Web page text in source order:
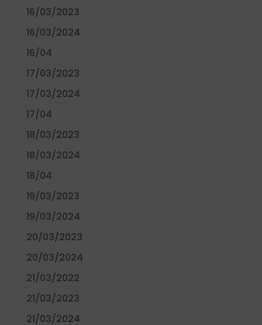
16/03/2023
16/03/2024
16/04
17/03/2023
17/03/2024
17/04
18/03/2023
18/03/2024
18/04
19/03/2023
19/03/2024
20/03/2023
20/03/2024
21/03/2022
21/03/2023
21/03/2024